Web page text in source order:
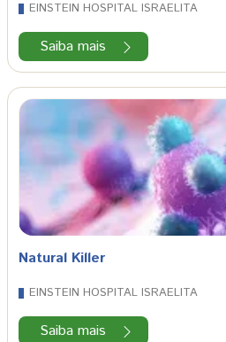
EINSTEIN HOSPITAL ISRAELITA
Saiba mais
Natural Killer
EINSTEIN HOSPITAL ISRAELITA
Saiba mais